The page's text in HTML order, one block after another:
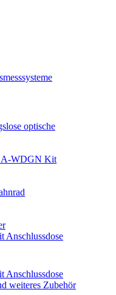
optische
WDGN Kit
Anschlussdose
Anschlussdose
weiteres Zubehör